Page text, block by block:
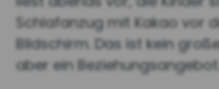
Schlafanzug mit Kakao vor
Bildschirm. Das ist kein
aber ein Beziehungsangebot.